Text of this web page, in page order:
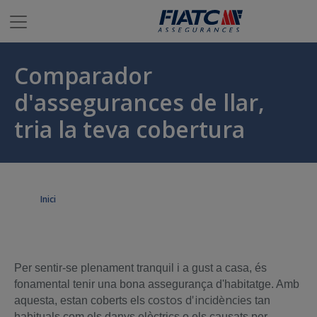
Comparador
d'assegurances de llar,
tria la teva cobertura
Inici
Per sentir-se plenament tranquil i a gust a casa, és
fonamental tenir una bona assegurança d'habitatge. Amb
aquesta, estan coberts els costos d'incidències tan